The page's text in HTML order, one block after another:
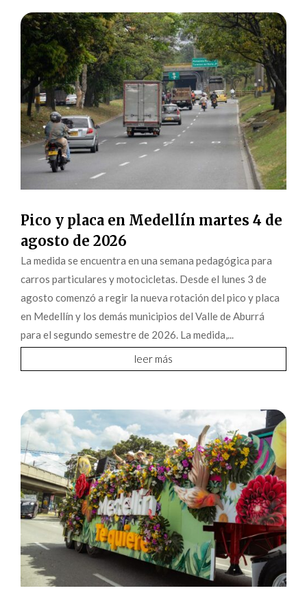
Pico y placa en Medellín martes 4 de
agosto de 2026
La medida se encuentra en una semana pedagógica para
carros particulares y motocicletas. Desde el lunes 3 de
agosto comenzó a regir la nueva rotación del pico y placa
en Medellín y los demás municipios del Valle de Aburrá
para el segundo semestre de 2026. La medida,...
leer más